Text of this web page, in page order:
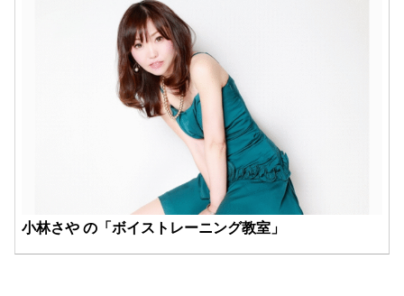
小林さや の「ボイストレーニング教室」